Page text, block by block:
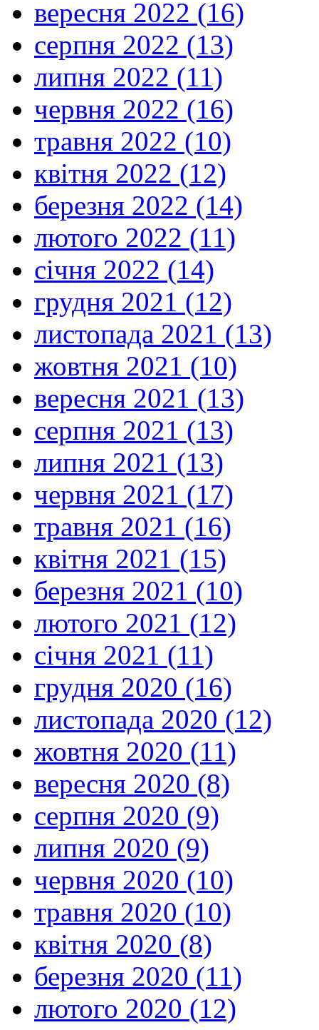
вересня 2022 (16)
серпня 2022 (13)
липня 2022 (11)
червня 2022 (16)
травня 2022 (10)
квітня 2022 (12)
березня 2022 (14)
лютого 2022 (11)
січня 2022 (14)
грудня 2021 (12)
листопада 2021 (13)
жовтня 2021 (10)
вересня 2021 (13)
серпня 2021 (13)
липня 2021 (13)
червня 2021 (17)
травня 2021 (16)
квітня 2021 (15)
березня 2021 (10)
лютого 2021 (12)
січня 2021 (11)
грудня 2020 (16)
листопада 2020 (12)
жовтня 2020 (11)
вересня 2020 (8)
серпня 2020 (9)
липня 2020 (9)
червня 2020 (10)
травня 2020 (10)
квітня 2020 (8)
березня 2020 (11)
лютого 2020 (12)